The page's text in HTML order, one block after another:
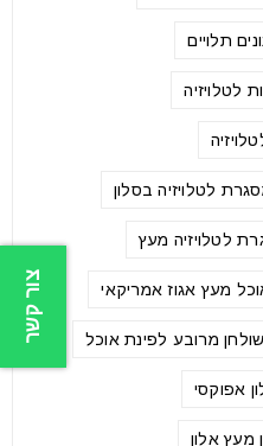
תלויים
לטלויזיה
לטלויזיה בסלון
לטלויזיה מעץ
מעץ אגוז אמריקאי
שולחן מרובע לפינת אוכל
אפוקסי
מעץ אלון
צור קשר